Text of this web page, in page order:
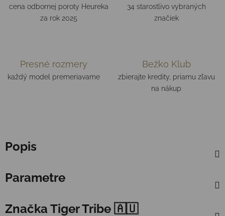
cena odbornej poroty Heureka
za rok 2025
34 starostlivo vybraných
značiek
Presné rozmery
každý model premeriavame
Bežko Klub
zbierajte kredity, priamu zľavu
na nákup
Popis
Parametre
Značka Tiger Tribe 🇦🇺